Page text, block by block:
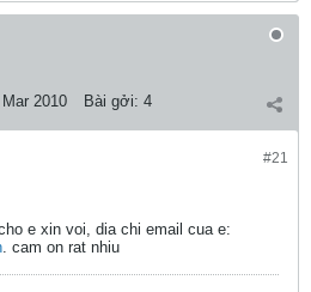
Mar 2010 Bài gởi: 4
#21
e xin voi, dia chi email cua e:
. cam on rat nhiu